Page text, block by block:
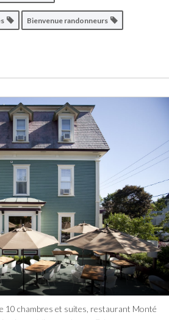
Bienvenue randonneurs
10 chambres et suites, restaurant Monté